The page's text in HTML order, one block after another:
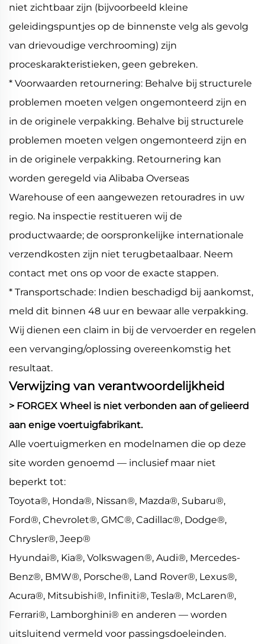
niet zichtbaar zijn (bijvoorbeeld kleine
geleidingspuntjes op de binnenste velg als gevolg
van drievoudige verchrooming) zijn
proceskarakteristieken, geen gebreken.
* Voorwaarden retournering: Behalve bij structurele
problemen moeten velgen ongemonteerd zijn en
in de originele verpakking. Behalve bij structurele
problemen moeten velgen ongemonteerd zijn en
in de originele verpakking. Retournering kan
worden geregeld via Alibaba Overseas
Warehouse of een aangewezen retouradres in uw
regio. Na inspectie restitueren wij de
productwaarde; de oorspronkelijke internationale
verzendkosten zijn niet terugbetaalbaar. Neem
contact met ons op voor de exacte stappen.
* Transportschade: Indien beschadigd bij aankomst,
meld dit binnen 48 uur en bewaar alle verpakking.
Wij dienen een claim in bij de vervoerder en regelen
een vervanging/oplossing overeenkomstig het
resultaat.
Verwijzing van verantwoordelijkheid
> FORGEX Wheel is niet verbonden aan of gelieerd
aan enige voertuigfabrikant.
Alle voertuigmerken en modelnamen die op deze
site worden genoemd — inclusief maar niet
beperkt tot:
Toyota®, Honda®, Nissan®, Mazda®, Subaru®,
Ford®, Chevrolet®, GMC®, Cadillac®, Dodge®,
Chrysler®, Jeep®
Hyundai®, Kia®, Volkswagen®, Audi®, Mercedes-
Benz®, BMW®, Porsche®, Land Rover®, Lexus®,
Acura®, Mitsubishi®, Infiniti®, Tesla®, McLaren®,
Ferrari®, Lamborghini® en anderen — worden
uitsluitend vermeld voor passingsdoeleinden.